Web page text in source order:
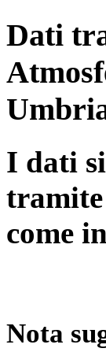
Dati
I dati
come
Nota